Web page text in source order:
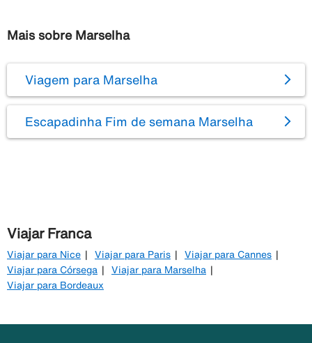
Mais sobre Marselha
Viagem para Marselha
Escapadinha Fim de semana Marselha
Viajar Franca
Viajar para Nice Viajar para Paris
Viajar para Cannes
Viajar para Córsega
Viajar para Marselha
Viajar para Bordeaux